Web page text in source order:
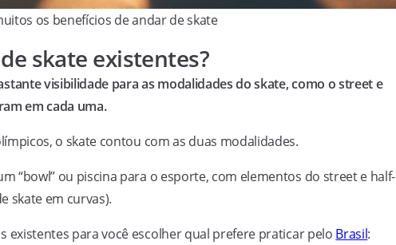
os benefícios de andar de skate
skate existentes?
visibilidade para as modalidades do skate, como o street e
em cada uma.
o skate contou com as duas modalidades.
“bowl” ou piscina para o esporte, com elementos do street e half-
skate em curvas).
existentes para você escolher qual prefere praticar pelo Brasil: